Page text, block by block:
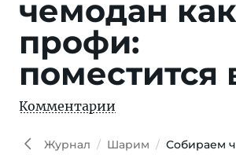
чемодан как
профи:
поместится
Комментарии
Журнал Шарим Собираем